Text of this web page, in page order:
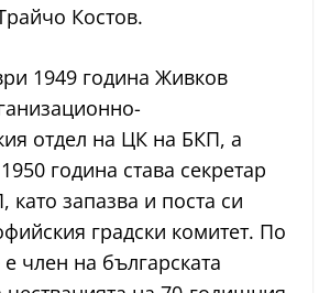
Костов.
1949 година Живков
отдел на ЦК на БКП, а
година става секретар
запазва и поста си
градски комитет. По
член на българската